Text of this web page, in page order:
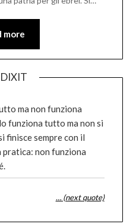
more
DIXIT
ma non funziona
funziona tutto ma non si
finisce sempre con il
non funziona
… (next quote)